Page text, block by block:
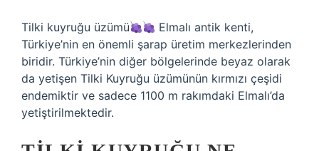
Tilki kuyruğu üzümü
Elmalı antik kenti,
Türkiye’nin en önemli şarap üretim merkezlerinden
biridir. Türkiye’nin diğer bölgelerinde beyaz olarak
da yetişen Tilki Kuyruğu üzümünün kırmızı çeşidi
endemiktir ve sadece 1100 m rakımdaki Elmalı’da
yetiştirilmektedir.